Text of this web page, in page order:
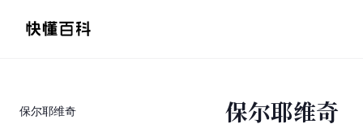
保尔耶维奇
保尔耶维奇